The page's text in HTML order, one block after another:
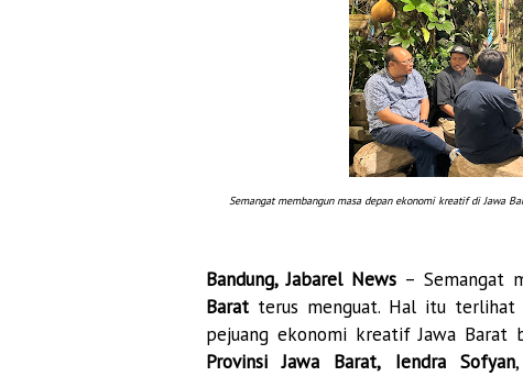
Semangat membangun masa depan ekonomi kreatif di Jawa
Bandung, Jabarel News – Semangat
Barat terus menguat. Hal itu terlihat
pejuang ekonomi kreatif Jawa Barat
Provinsi Jawa Barat, Iendra Sofyan